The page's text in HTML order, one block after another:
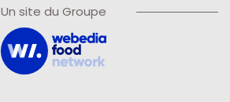
Un site du Groupe